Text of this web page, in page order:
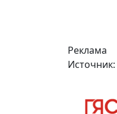
Реклама
Источник: